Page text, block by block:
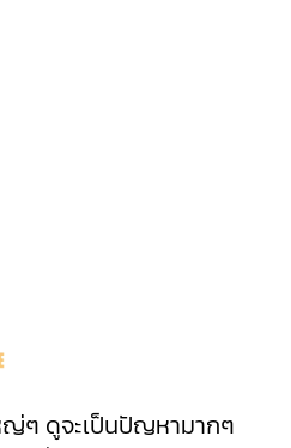
ๆ ดูจะเป็นปัญหามากๆ